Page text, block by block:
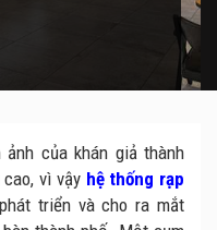
của khán giả thành
vì vậy hệ thống rạp
triển và cho ra mắt